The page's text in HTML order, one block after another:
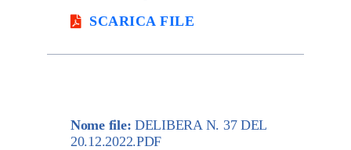
SCARICA FILE
Nome file: DELIBERA N. 37 DEL
20.12.2022.PDF